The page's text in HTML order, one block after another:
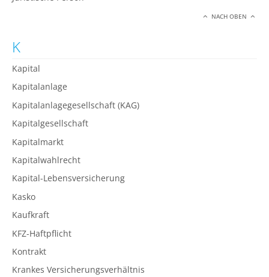
NACH OBEN
K
Kapital
Kapitalanlage
Kapitalanlagegesellschaft (KAG)
Kapitalgesellschaft
Kapitalmarkt
Kapitalwahlrecht
Kapital-Lebensversicherung
Kasko
Kaufkraft
KFZ-Haftpflicht
Kontrakt
Krankes Versicherungsverhältnis